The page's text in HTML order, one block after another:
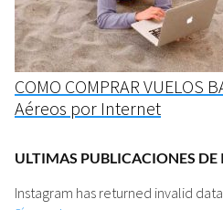
COMO COMPRAR VUELOS
Aéreos por Internet
ULTIMAS PUBLICACIONES DE
Instagram has returned invalid